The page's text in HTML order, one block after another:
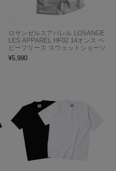
ロサンゼルスアパレル LOSANGE
LES APPAREL HF02 14オンス ヘ
ビーフリース スウェットショーツ
¥5,990